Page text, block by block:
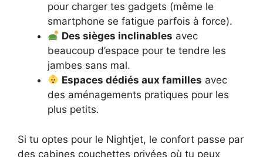
pour charger tes gadgets (même le
smartphone se fatigue parfois à force).
Des sièges inclinables avec
beaucoup d’espace pour te tendre les
jambes sans mal.
Espaces dédiés aux familles avec
des aménagements pratiques pour les
plus petits.
Si tu optes pour le Nightjet, le confort passe par
des cabines couchettes privées où tu peux